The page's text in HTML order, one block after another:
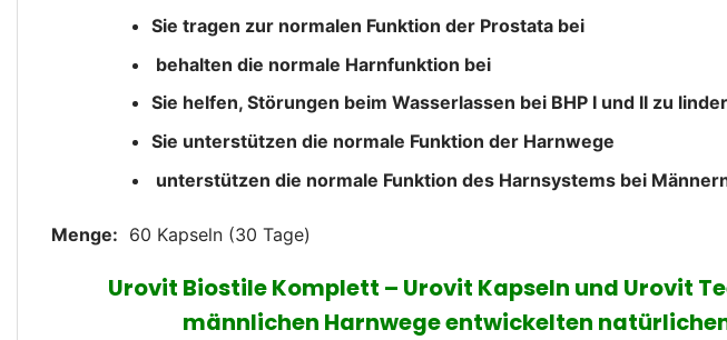
Sie tragen zur normalen Funktion der Prostata bei
behalten die normale Harnfunktion bei
Sie helfen, Störungen beim Wasserlassen bei BHP I und II zu
Sie unterstützen die normale Funktion der Harnwege
unterstützen die normale Funktion des Harnsystems bei
Menge: 60 Kapseln (30 Tage)
Urovit Biostile Komplett – Urovit Kapseln und Urovit
männlichen Harnwege entwickelten